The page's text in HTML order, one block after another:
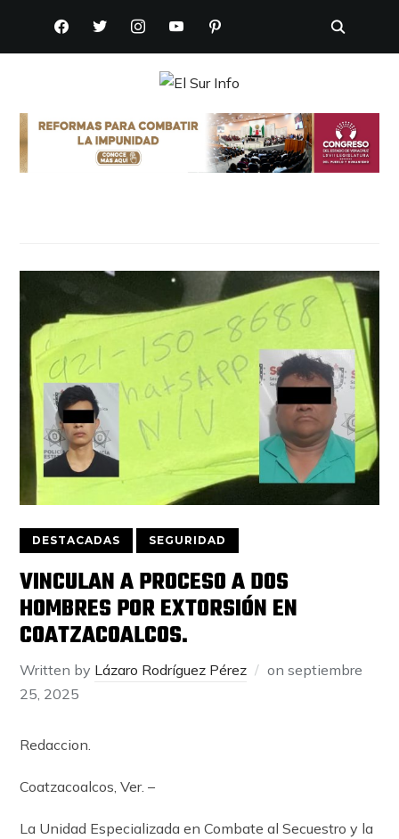
FACEBOOKTWITTERINSTAGRAMYOUTUBEPINTEREST
DESTACADAS SEGURIDAD
VINCULAN A PROCESO A DOS
HOMBRES POR EXTORSIÓN EN
COATZACOALCOS.
Written by Lázaro Rodríguez Pérez onseptiembre
25, 2025
Redaccion.
Coatzacoalcos, Ver. –
La Unidad Especializada en Combate al Secuestro y la